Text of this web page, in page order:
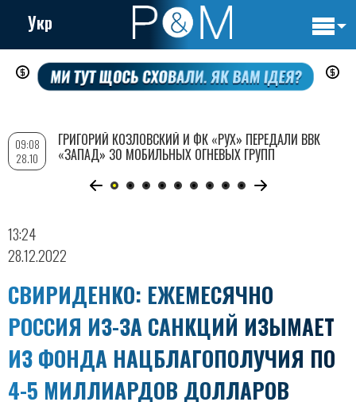
Перейти
содержанию
Укр
13:24
28.12.2022
СВИРИДЕНКО: ЕЖЕМЕСЯЧНО
РОССИЯ ИЗ-ЗА САНКЦИЙ ИЗЫМАЕТ
ИЗ ФОНДА НАЦБЛАГОПОЛУЧИЯ ПО
4-5 МИЛЛИАРДОВ ДОЛЛАРОВ
09:08
28.10
ГРИГОРИЙ КОЗЛОВСКИЙ И ФК «РУХ» ПЕРЕДАЛИ ВВК
«ЗАПАД» 30 МОБИЛЬНЫХ ОГНЕВЫХ ГРУПП